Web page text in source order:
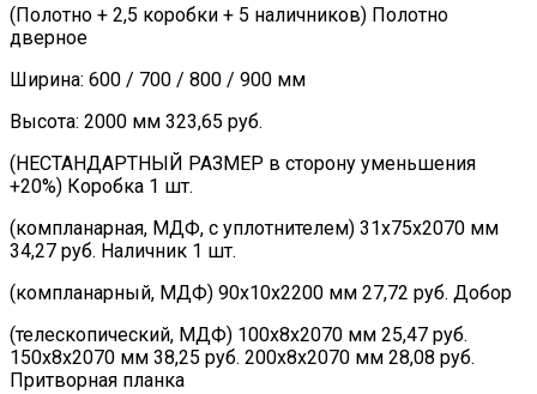
(Полотно + 2,5 коробки + 5 наличников) Полотно
дверное
Ширина: 600 / 700 / 800 / 900 мм
Высота: 2000 мм 323,65 руб.
(НЕСТАНДАРТНЫЙ РАЗМЕР в сторону уменьшения
+20%) Коробка 1 шт.
(компланарная, МДФ, с уплотнителем) 31х75х2070 мм
34,27 руб. Наличник 1 шт.
(компланарный, МДФ) 90х10х2200 мм 27,72 руб. Добор
(телескопический, МДФ) 100х8х2070 мм 25,47 руб.
150х8х2070 мм 38,25 руб. 200х8х2070 мм 28,08 руб.
Притворная планка